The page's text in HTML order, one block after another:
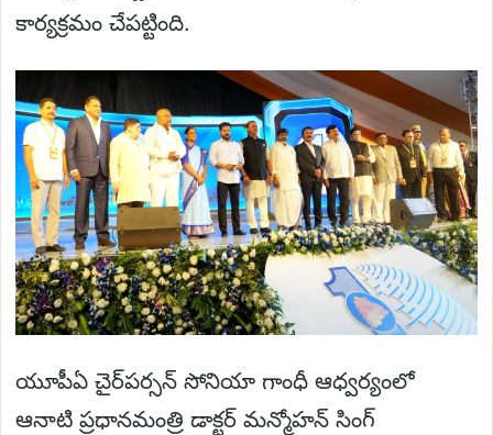
కార్యక్రమం చేపట్టింది.
యూపీఏ చైర్‌పర్సన్ సోనియా గాంధీ ఆధ్వర్యంలో
ఆనాటి ప్రధానమంత్రి డాక్టర్ మన్మోహన్ సింగ్